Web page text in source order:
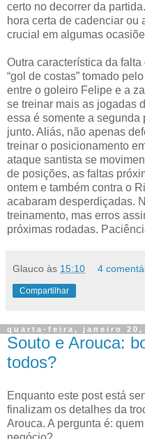
certo no decorrer da
hora certa de cadenciar ou
crucial em algumas
Outra característica da
“gol de costas” tomado
entre o goleiro Felipe e a
se treinar mais as jogadas
essa é somente a segunda
junto. Aliás, não apenas
treinar o posicionamento
ataque santista se
de posições, as faltas
ontem e também contra o
acabaram desperdiçadas.
treinamento, mas erros
próximas rodadas.
Glauco às 15:10 4
Compartilhar
quarta-feira, janeiro 20,
Souto e Arouca:
todos?
Enquanto este post está
finalizam os detalhes da
Arouca. A pergunta é: